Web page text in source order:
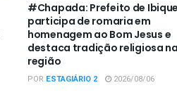
#Chapada: Prefeito de
participa de romaria em
homenagem ao Bom Jesus e
destaca tradição religiosa na
região
POR ESTAGIÁRIO 2 2026/08/06